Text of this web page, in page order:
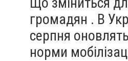
громадян . В
серпня
норми